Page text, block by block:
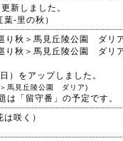
新しました。
-里の秋）
り秋＞馬見丘陵公園 ダリ
り秋＞馬見丘陵公園 ダリ
）をアップしました。
馬見丘陵公園 ダリア)
「留守番」の予定です。
咲く）